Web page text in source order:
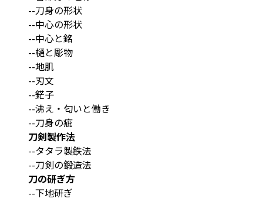
--刀身の形状
--中心の形状
--中心と銘
--樋と彫物
--地肌
--刃文
--鋩子
--沸え・匂いと働き
--刀身の疵
刀剣製作法
--タタラ製鉄法
--刀剣の鍛造法
刀の研ぎ方
--下地研ぎ